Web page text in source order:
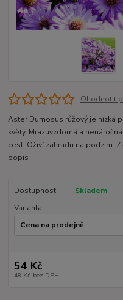
Ohodnotit
Aster Dumosus růžový je nízká
květy. Mrazuvzdorná a
cest. Oživí zahradu na podzim.
popis
Dostupnost
Skladem
Varianta
54 Kč
48 Kč bez DPH